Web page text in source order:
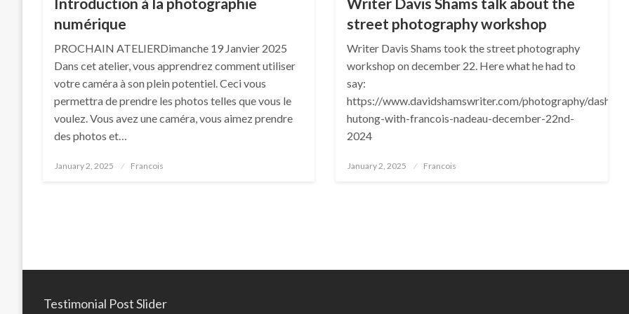
numérique
PROCHAIN ATELIERDimanche 19 Janvier 2025
Dans cet atelier, vous apprendrez comment utiliser
votre caméra à son plein potentiel. Ceci vous
permettra de prendre les photos telles que vous le
voulez. Vous avez une caméra, vous aimez prendre
des photos et…
Posted
January 2, 2025 Francois
street photography workshop
Writer Davis Shams took the street photography
workshop on december 22. Here what he had to
say:
https://www.davidshamswriter.com/photography/
hutong-with-francois-nadeau-december-22nd-
2024
Posted
January 2, 2025 Francois
Testimonial Post Slider